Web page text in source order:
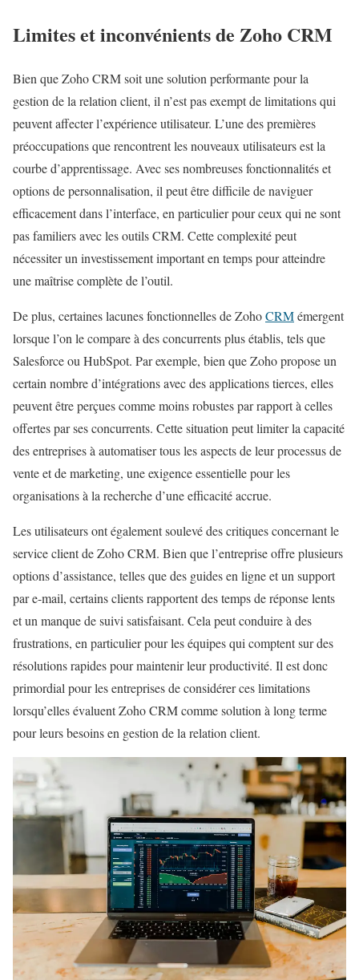
Limites et inconvénients de Zoho CRM
Bien que Zoho CRM soit une solution performante pour la
gestion de la relation client, il n’est pas exempt de limitations qui
peuvent affecter l’expérience utilisateur. L’une des premières
préoccupations que rencontrent les nouveaux utilisateurs est la
courbe d’apprentissage. Avec ses nombreuses fonctionnalités et
options de personnalisation, il peut être difficile de naviguer
efficacement dans l’interface, en particulier pour ceux qui ne sont
pas familiers avec les outils CRM. Cette complexité peut
nécessiter un investissement important en temps pour atteindre
une maîtrise complète de l’outil.
De plus, certaines lacunes fonctionnelles de ZohoCRMémergent
lorsque l’on le compare à des concurrents plus établis, tels que
Salesforce ou HubSpot. Par exemple, bien que Zoho propose un
certain nombre d’intégrations avec des applications tierces, elles
peuvent être perçues comme moins robustes par rapport à celles
offertes par ses concurrents. Cette situation peut limiter la capacité
des entreprises à automatiser tous les aspects de leur processus de
vente et de marketing, une exigence essentielle pour les
organisations à la recherche d’une efficacité accrue.
Les utilisateurs ont également soulevé des critiques concernant le
service client de Zoho CRM. Bien que l’entreprise offre plusieurs
options d’assistance, telles que des guides en ligne et un support
par e-mail, certains clients rapportent des temps de réponse lents
et un manque de suivi satisfaisant. Cela peut conduire à des
frustrations, en particulier pour les équipes qui comptent sur des
résolutions rapides pour maintenir leur productivité. Il est donc
primordial pour les entreprises de considérer ces limitations
lorsqu’elles évaluent Zoho CRM comme solution à long terme
pour leurs besoins en gestion de la relation client.